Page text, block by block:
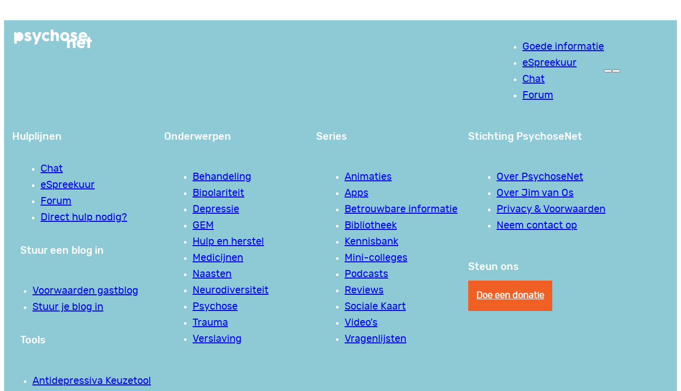
de
Goede informatie
eSpreekuur
Chat
Forum
Hulplijnen
Chat
eSpreekuur
Forum
Direct hulp nodig?
Stuur een blog in
Voorwaarden gastblog
Stuur je blog in
Tools
Antidepressiva Keuzetool
Onderwerpen
Behandeling
Bipolariteit
Depressie
GEM
Hulp en herstel
Medicijnen
Naasten
Neurodiversiteit
Psychose
Trauma
Verslaving
Series
Animaties
Apps
Betrouwbare informatie
Bibliotheek
Kennisbank
Mini-colleges
Podcasts
Reviews
Sociale Kaart
Video’s
Vragenlijsten
Stichting PsychoseNet
Over PsychoseNet
Over Jim van Os
Privacy & Voorwaarden
Neem contact op
Steun ons
Doe een donatie